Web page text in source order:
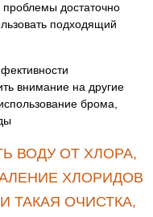
достаточно
подходящий
внимание на другие
брома,
ВОДУ ОТ ХЛОРА,
ХЛОРИДОВ
ТАКАЯ ОЧИСТКА,